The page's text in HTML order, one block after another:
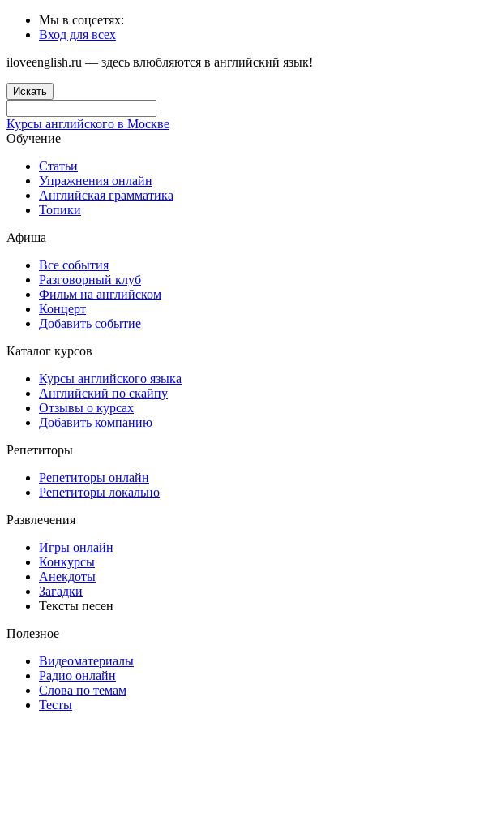
Мы в соцсетях:
Вход для всех
iloveenglish.ru — здесь влюбляются в английский язык!
Искать
Курсы английского в Москве
Обучение
Статьи
Упражнения онлайн
Английская грамматика
Топики
Афиша
Все события
Разговорный клуб
Фильм на английском
Концерт
Добавить событие
Каталог курсов
Курсы английского языка
Английский по скайпу
Отзывы о курсах
Добавить компанию
Репетиторы
Репетиторы онлайн
Репетиторы локально
Развлечения
Игры онлайн
Конкурсы
Анекдоты
Загадки
Тексты песен
Полезное
Видеоматериалы
Радио онлайн
Слова по темам
Тесты